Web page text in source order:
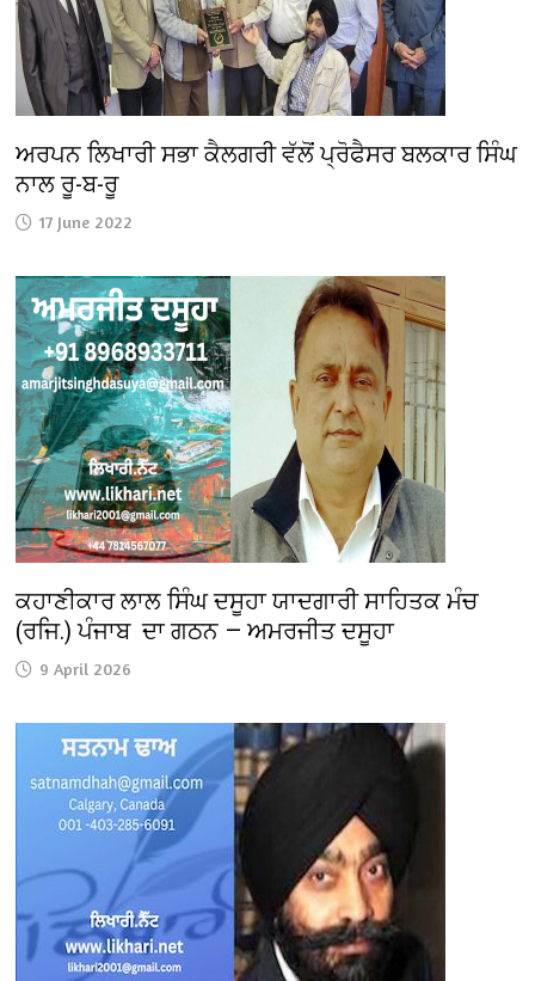
ਅਰਪਨ ਲਿਖਾਰੀ ਸਭਾ ਕੈਲਗਰੀ ਵੱਲੋਂ ਪ੍ਰੋਫੈਸਰ ਬਲਕਾਰ ਸਿੰਘ
ਨਾਲ ਰੂ-ਬ-ਰੂ
17 June 2022
ਕਹਾਣੀਕਾਰ ਲਾਲ ਸਿੰਘ ਦਸੂਹਾ ਯਾਦਗਾਰੀ ਸਾਹਿਤਕ ਮੰਚ
(ਰਜਿ.) ਪੰਜਾਬ ਦਾ ਗਠਨ — ਅਮਰਜੀਤ ਦਸੂਹਾ
9 April 2026